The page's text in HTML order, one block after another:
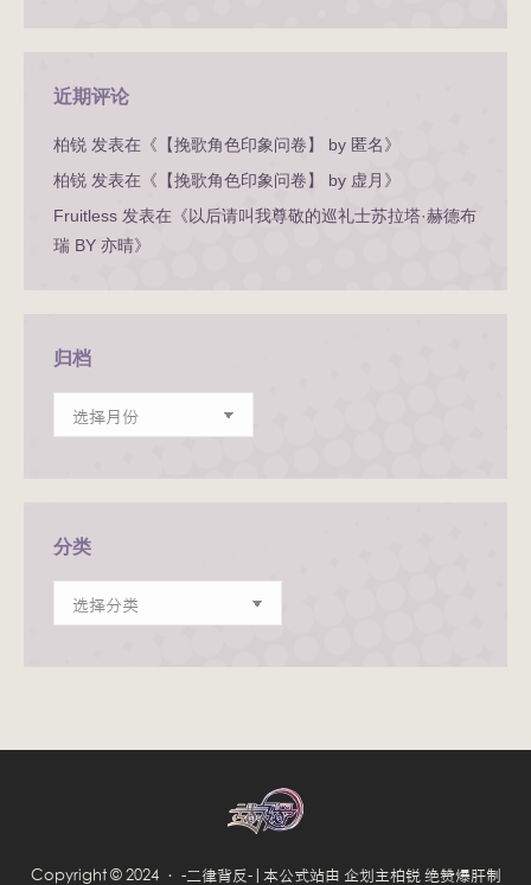
近期评论
柏锐 发表在《 【挽歌角色印象问卷】 by 匿名》
柏锐 发表在《 【挽歌角色印象问卷】 by 虚月 》
Fruitless 发表在《以后请叫我尊敬的巡礼士苏拉塔·赫德布
瑞 BY 亦晴》
归档
档
分类
类
Copyright © 2024 · -二律背反-|本公式站由 企划主柏锐 绝赞爆肝制